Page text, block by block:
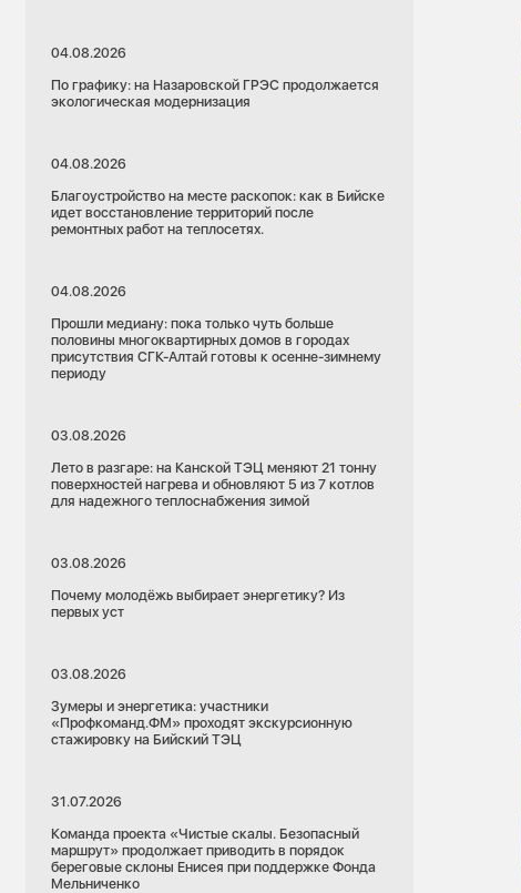
04.08.2026
По графику: на Назаровской ГРЭС продолжается
экологическая модернизация
04.08.2026
Благоустройство на месте раскопок: как в Бийске
идет восстановление территорий после
ремонтных работ на теплосетях.
04.08.2026
Прошли медиану: пока только чуть больше
половины многоквартирных домов в городах
присутствия СГК-Алтай готовы к осенне-зимнему
периоду
03.08.2026
Лето в разгаре: на Канской ТЭЦ меняют 21 тонну
поверхностей нагрева и обновляют 5 из 7 котлов
для надежного теплоснабжения зимой
03.08.2026
Почему молодёжь выбирает энергетику? Из
первых уст
03.08.2026
Зумеры и энергетика: участники
«Профкоманд.ФМ» проходят экскурсионную
стажировку на Бийский ТЭЦ
31.07.2026
Команда проекта «Чистые скалы. Безопасный
маршрут» продолжает приводить в порядок
береговые склоны Енисея при поддержке Фонда
Мельниченко